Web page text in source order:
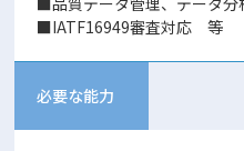
■IATF16949審査対応 等
必要な能力